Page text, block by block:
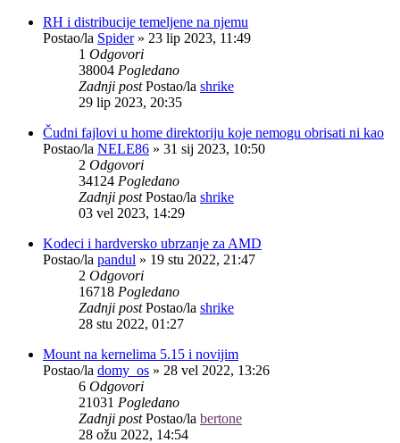
RH i distribucije temeljene na njemu
Postao/la Spider» 23 lip 2023, 11:49
1 Odgovori
38004 Pogledano
Zadnji postPostao/la shrike
29 lip 2023, 20:35
Čudni fajlovi u home direktoriju koje nemogu obrisati ni kao
Postao/la NELE86 » 31 sij 2023, 10:50
2 Odgovori
34124 Pogledano
Zadnji postPostao/la shrike
03 vel 2023, 14:29
Kodeci i hardversko ubrzanje za AMD
Postao/la pandul » 19 stu 2022, 21:47
2 Odgovori
16718 Pogledano
Zadnji postPostao/la shrike
28 stu 2022, 01:27
Mount na kernelima 5.15 i novijim
Postao/la domy_os » 28 vel 2022, 13:26
6 Odgovori
21031 Pogledano
Zadnji postPostao/la bertone
28 ožu 2022, 14:54